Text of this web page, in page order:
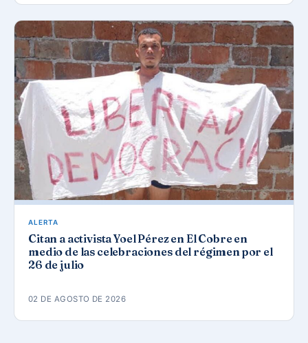
ALERTA
Citan a activista Yoel Pérez en El Cobre en
medio de las celebraciones del régimen por el
26 de julio
02 DE AGOSTO DE 2026